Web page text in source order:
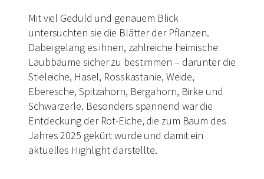
Mit viel Geduld und genauem Blick
untersuchten sie die Blätter der Pflanzen.
Dabei gelang es ihnen, zahlreiche heimische
Laubbäume sicher zu bestimmen – darunter die
Stieleiche, Hasel, Rosskastanie, Weide,
Eberesche, Spitzahorn, Bergahorn, Birke und
Schwarzerle. Besonders spannend war die
Entdeckung der Rot-Eiche, die zum Baum des
Jahres 2025 gekürt wurde und damit ein
aktuelles Highlight darstellte.